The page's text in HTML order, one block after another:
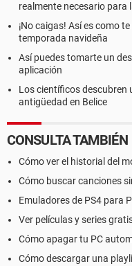
realmente necesario para
¡No caigas! Así es como
temporada navideña
Así puedes tomarte un
aplicación
Los científicos descubren
antigüedad en Belice
CONSULTA TAMBIÉN
Cómo ver el historial del
Cómo buscar canciones
Emuladores de PS4 para
Ver películas y series
Cómo apagar tu PC
Cómo descargar una